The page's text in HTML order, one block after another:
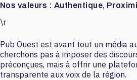
Nos valeurs : Authentique,
\r
Pub Ouest est avant tout un média
cherchons pas à imposer des
préconçues, mais à offrir une
transparente aux voix de la région.